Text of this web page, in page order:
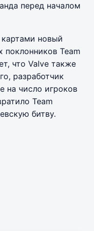
перед началом
новый
Team
что Valve также
разработчик
на число игроков
Team
битву.